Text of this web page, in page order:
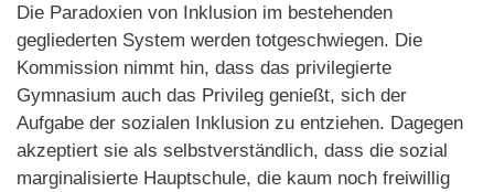
Die Paradoxien von Inklusion im bestehenden
gegliederten System werden totgeschwiegen. Die
Kommission nimmt hin, dass das privilegierte
Gymnasium auch das Privileg genießt, sich der
Aufgabe der sozialen Inklusion zu entziehen. Dagegen
akzeptiert sie als selbstverständlich, dass die sozial
marginalisierte Hauptschule, die kaum noch freiwillig